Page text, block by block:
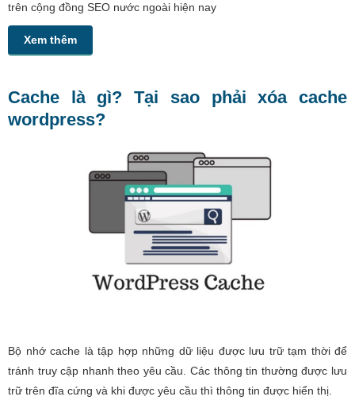
trên cộng đồng SEO nước ngoài hiện nay
Xem thêm
Cache là gì? Tại sao phải xóa cache
wordpress?
Bộ nhớ cache là tập hợp những dữ liệu được lưu trữ tạm thời để
tránh truy cập nhanh theo yêu cầu. Các thông tin thường được lưu
trữ trên đĩa cứng và khi được yêu cầu thì thông tin được hiển thị.